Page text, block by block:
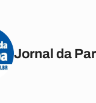
Jornal da